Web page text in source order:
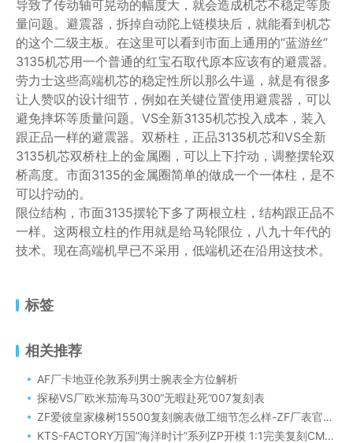
导致了传动轴可晃动的幅度大，就会造成机芯不稳定等质
量问题。避震器，拆掉自动陀上链模块后，就能看到机芯
的这个二级主板。在这里可以看到市面上通用的“蓝游丝”
3135机芯用一个普通的红宝石取代原本应该有的避震器。
劳力士这些高端机芯的稳定性所以那么牛逼，就是有很多
让人赞叹的设计细节，例如在关键位置使用避震器，可以
避免摔坏等质量问题。VS全新3135机芯投入成本，装入
跟正品一样的避震器。双桥柱，正品3135机芯和VS全新
3135机芯双桥柱上的金属圈，可以上下拧动，调整摆轮双
桥高度。市面3135的金属圈简单的做成一个一体柱，是不
可以拧动的。
限位结构，市面3135摆轮下多了两根立柱，结构跟正品不
一样。这两根立柱的作用就是给马轮限位，八九十年代的
技术。现在高端机早已不采用，低端机还在沿用这技术。
标签
相关推荐
AF厂卡地亚伦敦系列男士腕表全方位解析
探秘VS厂欧米茄海马300“无暇赴死”007复刻表
ZF爱彼皇家橡树15500复刻腕表做工细节怎么样-ZF厂表官网腕表评测
KTS-FACTORY万国”海洋时计”系列ZP开模 1:1完美复刻CMC精雕